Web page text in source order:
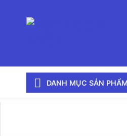
DANH MỤC SẢN PHẨM